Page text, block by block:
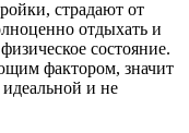
страдают от
отдыхать и
состояние.
фактором, значит
идеальной и не